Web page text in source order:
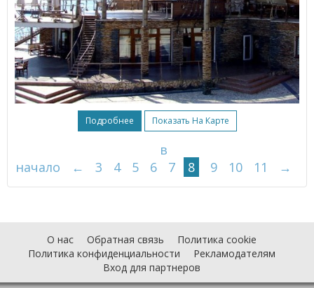
Подробнее Показать На Карте
в
начало
← 3 4 5 6 7 8 9 10 11 →
О нас Обратная связь
Политика cookie
Политика конфиденциальности
Рекламодателям
Вход для партнеров